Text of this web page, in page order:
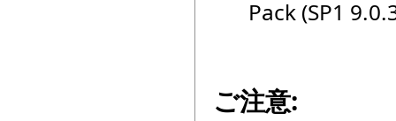
Pack (SP1
ご注意: